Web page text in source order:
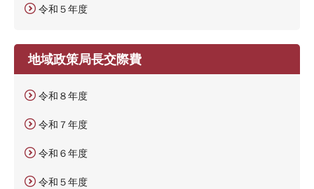
令和５年度
地域政策局長交際費
令和８年度
令和７年度
令和６年度
令和５年度